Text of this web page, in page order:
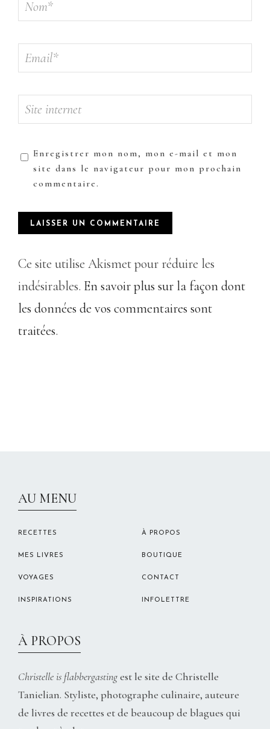
Enregistrer mon nom, mon e-mail et mon
site dans le navigateur pour mon prochain
commentaire.
Ce site utilise Akismet pour réduire les
indésirables. En savoir plus sur la façon dont
les données de vos commentaires sont
traitées.
AU MENU
RECETTES
MES LIVRES
VOYAGES
INSPIRATIONS
À PROPOS
BOUTIQUE
CONTACT
INFOLETTRE
À PROPOS
Christelle is flabbergastingest le site de Christelle
Tanielian. Styliste, photographe culinaire, auteure
de livres de recettes et de beaucoup de blagues qui